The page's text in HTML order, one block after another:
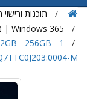
תוכנות
Windows 365 | מחשוב בענן
- 256GB - 1
M